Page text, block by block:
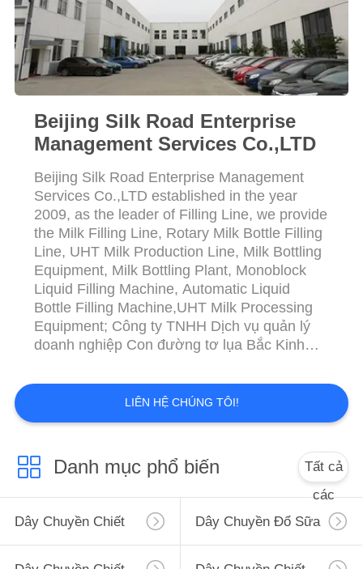
SƠ
ĐỒ
TRANG
WEB
PRIVACY
POLICY
Beijing Silk Road Enterprise
Management Services Co.,LTD
Beijing Silk Road Enterprise Management
Services Co.,LTD established in the year
2009, as the leader of Filling Line, we provide
the Milk Filling Line, Rotary Milk Bottle Filling
Line, UHT Milk Production Line, Milk Bottling
Equipment, Milk Bottling Plant, Monoblock
Liquid Filling Machine, Automatic Liquid
Bottle Filling Machine,UHT Milk Processing
Equipment; Công ty TNHH Dịch vụ quản lý
doanh nghiệp Con đường tơ lụa Bắc Kinh
người lãnh đạo của Filling Line, chúng tôi
cung cấp Dây chuyền chiết rót sữa, Dây
chuyền chiết rót sữa quay, Dây chuyền sản
LIÊN HỆ CHÚNG TÔI!
Danh mục phổ biến
Tất cả
các
Dây Chuyền Chiết
Dây Chuyền Đổ Sữa